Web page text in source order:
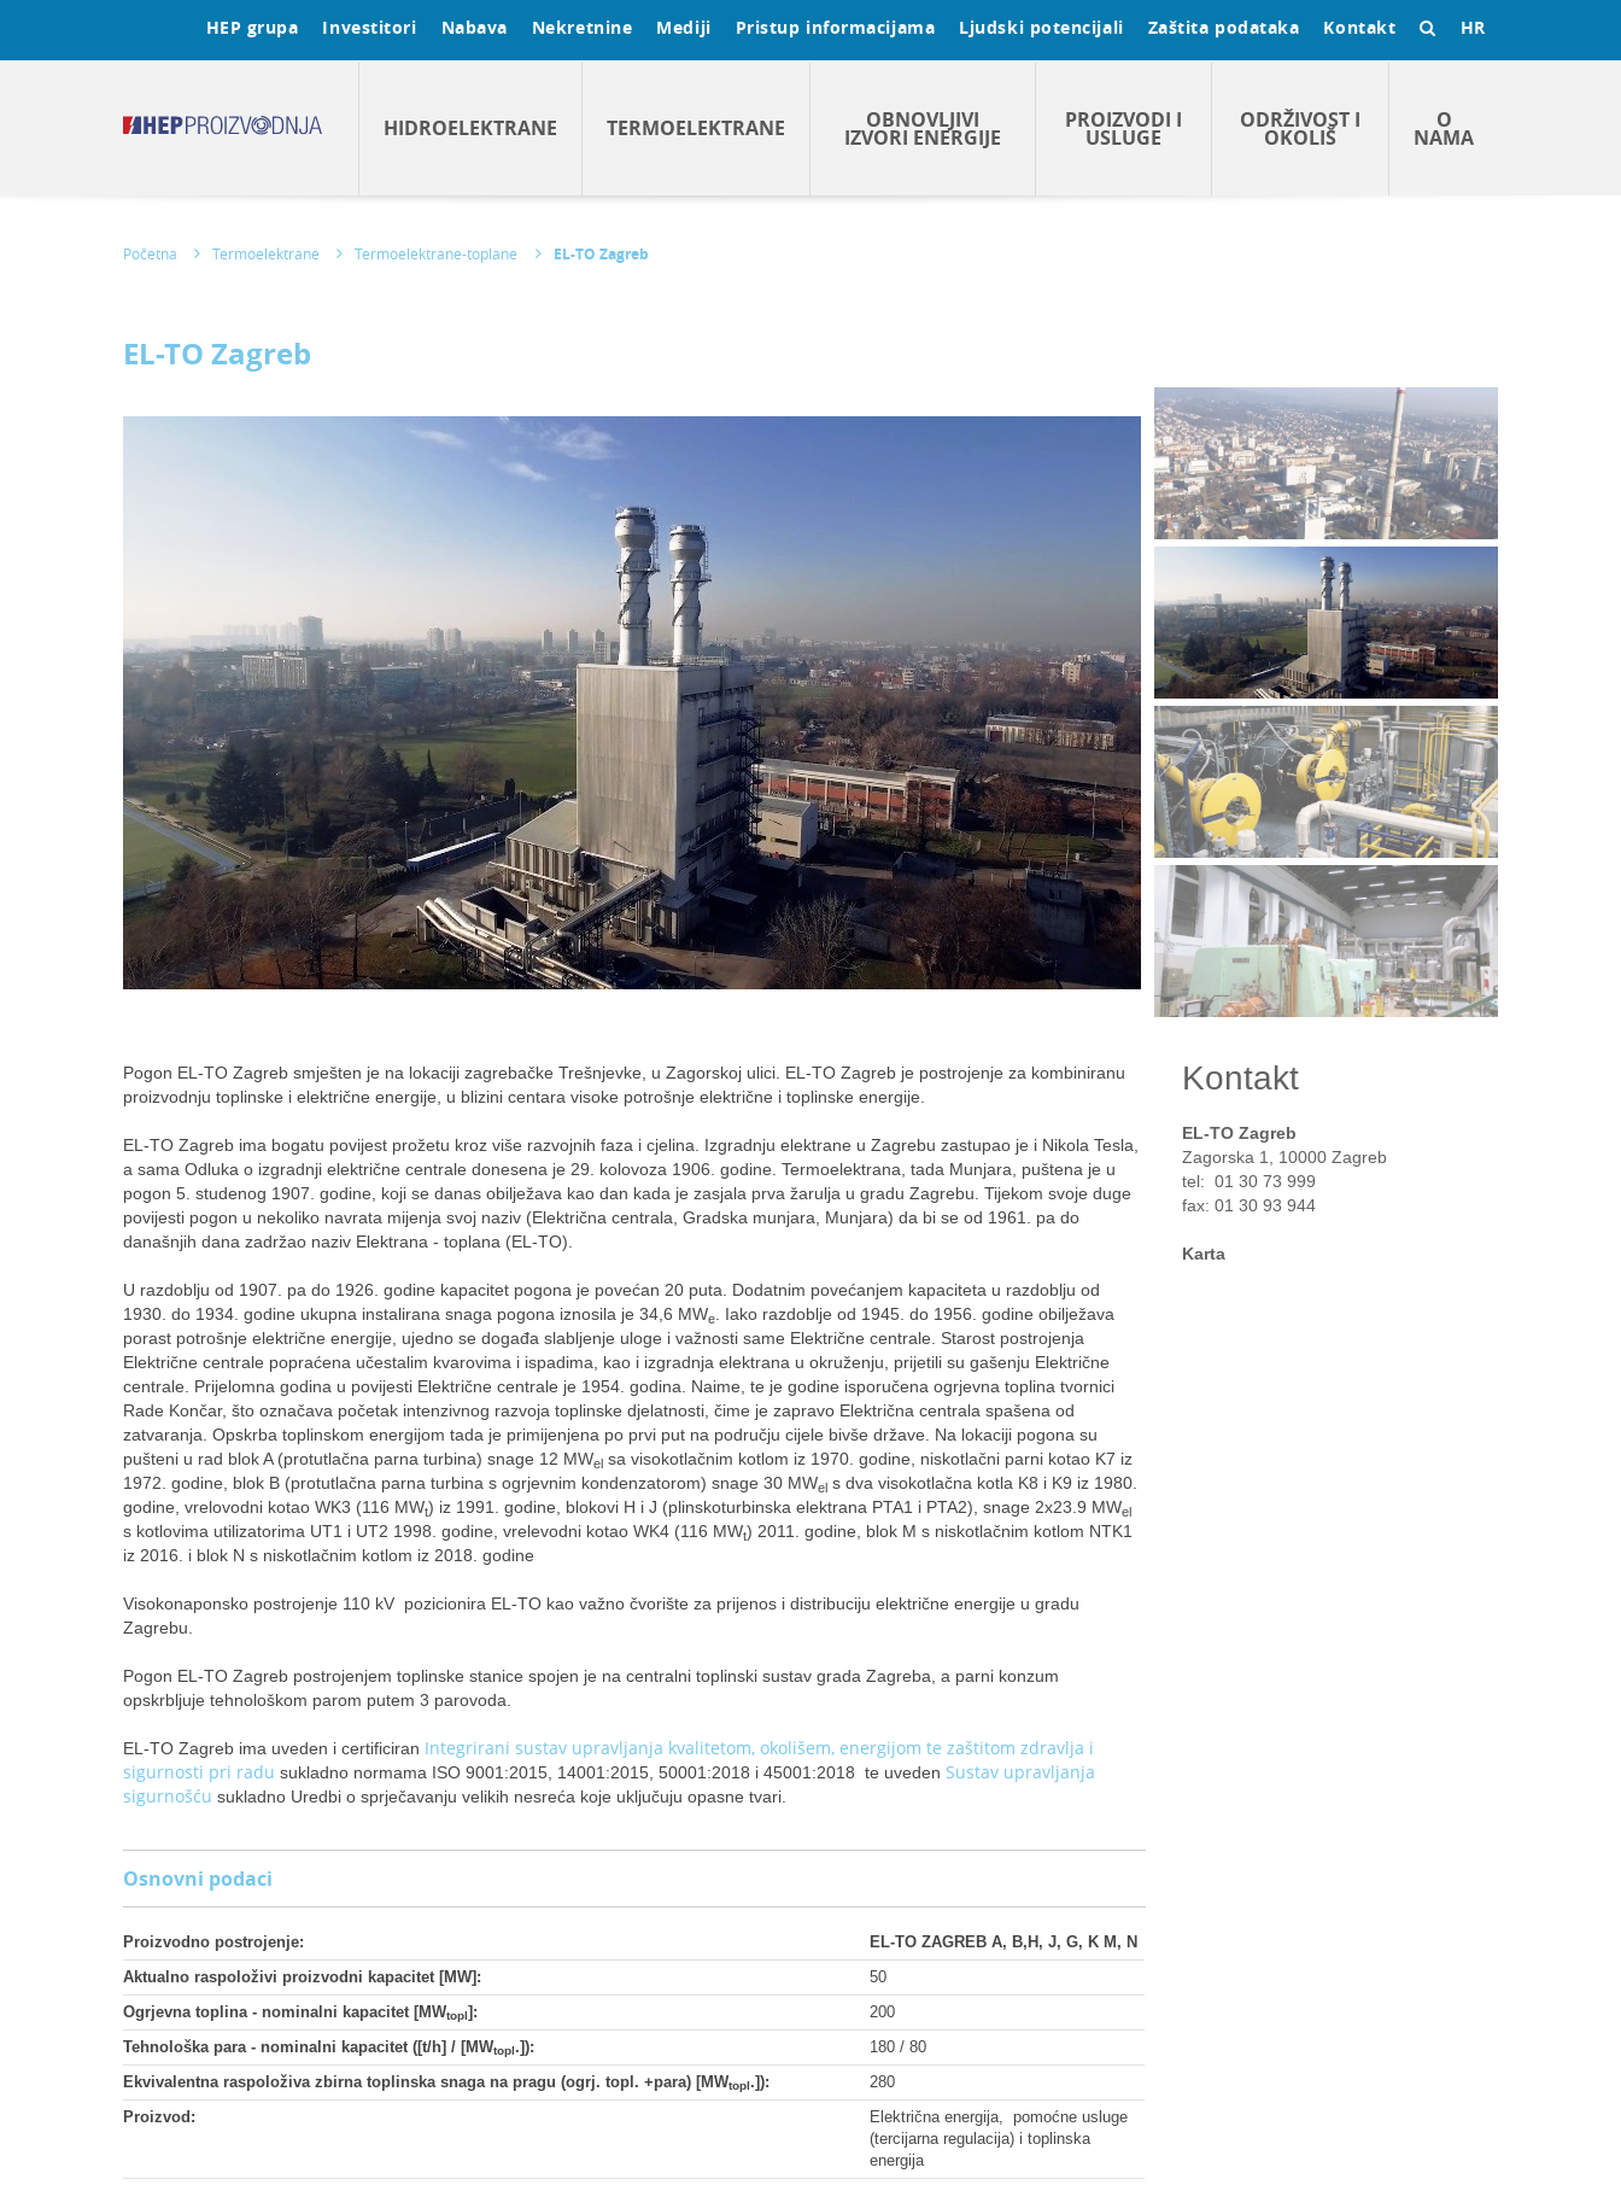
HEP grupa Investitori Nabava Nekretnine Mediji Pristup informacijama Ljudski potencijali Zaštita podataka Kontakt HR
HIDROELEKTRANE TERMOELEKTRANE OBNOVLJIVI
IZVORI ENERGIJE
PROIZVODI I
USLUGE
ODRŽIVOST I
OKOLIŠ
O
NAMA
Početna Termoelektrane Termoelektrane-toplane EL-TO Zagreb
EL-TO Zagreb
Pogon EL-TO Zagreb smješten je na lokaciji zagrebačke Trešnjevke, u Zagorskoj ulici. EL-TO Zagreb je postrojenje za kombiniranu
proizvodnju toplinske i električne energije, u blizini centara visoke potrošnje električne i toplinske energije.
EL-TO Zagreb ima bogatu povijest prožetu kroz više razvojnih faza i cjelina. Izgradnju elektrane u Zagrebu zastupao je i Nikola Tesla,
a sama Odluka o izgradnji električne centrale donesena je 29. kolovoza 1906. godine. Termoelektrana, tada Munjara, puštena je u
pogon 5. studenog 1907. godine, koji se danas obilježava kao dan kada je zasjala prva žarulja u gradu Zagrebu. Tijekom svoje duge
povijesti pogon u nekoliko navrata mijenja svoj naziv (Električna centrala, Gradska munjara, Munjara) da bi se od 1961. pa do
današnjih dana zadržao naziv Elektrana - toplana (EL-TO).
U razdoblju od 1907. pa do 1926. godine kapacitet pogona je povećan 20 puta. Dodatnim povećanjem kapaciteta u razdoblju od
1930. do 1934. godine ukupna instalirana snaga pogona iznosila je 34,6 MWe
. Iako razdoblje od 1945. do 1956. godine obilježava
porast potrošnje električne energije, ujedno se događa slabljenje uloge i važnosti same Električne centrale. Starost postrojenja
Električne centrale popraćena učestalim kvarovima i ispadima, kao i izgradnja elektrana u okruženju, prijetili su gašenju Električne
centrale. Prijelomna godina u povijesti Električne centrale je 1954. godina. Naime, te je godine isporučena ogrjevna toplina tvornici
Rade Končar, što označava početak intenzivnog razvoja toplinske djelatnosti, čime je zapravo Električna centrala spašena od
zatvaranja. Opskrba toplinskom energijom tada je primijenjena po prvi put na području cijele bivše države. Na lokaciji pogona su
pušteni u rad blok A (protutlačna parna turbina) snage 12 MWel sa visokotlačnim kotlom iz 1970. godine, niskotlačni parni kotao K7 iz
1972. godine, blok B (protutlačna parna turbina s ogrjevnim kondenzatorom) snage 30 MWel s dva visokotlačna kotla K8 i K9 iz 1980.
godine, vrelovodni kotao WK3 (116 MWt) iz 1991. godine, blokovi H i J (plinskoturbinska elektrana PTA1 i PTA2), snage 2x23.9 MWel
s kotlovima utilizatorima UT1 i UT2 1998. godine, vrelevodni kotao WK4 (116 MWt) 2011. godine, blok M s niskotlačnim kotlom NTK1
iz 2016. i blok N s niskotlačnim kotlom iz 2018. godine
Visokonaponsko postrojenje 110 kV pozicionira EL-TO kao važno čvorište za prijenos i distribuciju električne energije u gradu
Zagrebu.
Pogon EL-TO Zagreb postrojenjem toplinske stanice spojen je na centralni toplinski sustav grada Zagreba, a parni konzum
opskrbljuje tehnološkom parom putem 3 parovoda.
EL-TO Zagreb ima uveden i certificiran Integrirani sustav upravljanja kvalitetom, okolišem, energijom te zaštitom zdravlja i
sigurnosti pri radu sukladno normama ISO 9001:2015, 14001:2015, 50001:2018 i 45001:2018 te uveden Sustav upravljanja
sigurnošću sukladno Uredbi o sprječavanju velikih nesreća koje uključuju opasne tvari.
Osnovni podaci
Proizvodno postrojenje:
EL-TO ZAGREB A, B,H, J, G, K M, N
Aktualno raspoloživi proizvodni kapacitet [MW]:
50
Ogrjevna toplina - nominalni kapacitet [MWtopl ]:
200
Tehnološka para - nominalni kapacitet ([t/h] / [MWtopl .]):
180 / 80
Ekvivalentna raspoloživa zbirna toplinska snaga na pragu (ogrj. topl. +para) [MWtopl .]):
280
Proizvod:
Električna energija, pomoćne usluge
(tercijarna regulacija) i toplinska
energija
Kontakt
EL-TO Zagreb
Zagorska 1, 10000 Zagreb
tel: 01 30 73 999
fax: 01 30 93 944
Karta